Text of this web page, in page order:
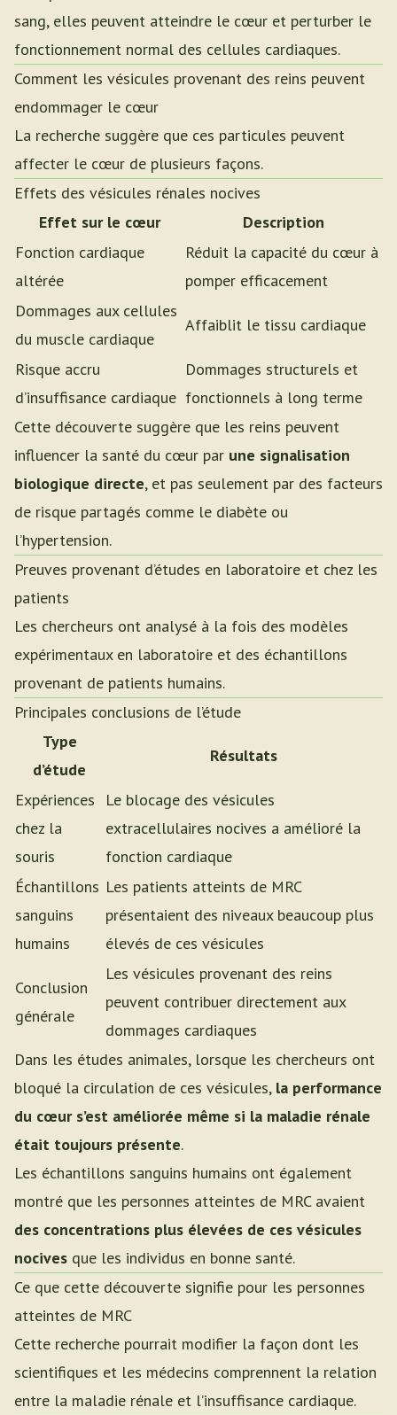
sang, elles peuvent atteindre le cœur et perturber le
fonctionnement normal des cellules cardiaques.
Comment les vésicules provenant des reins peuvent
endommager le cœur
La recherche suggère que ces particules peuvent
affecter le cœur de plusieurs façons.
Effets des vésicules rénales nocives
Effet sur le cœur
Description
Fonction cardiaque
altérée
Réduit la capacité du cœur à
pomper efficacement
Dommages aux cellules
du muscle cardiaque
Affaiblit le tissu cardiaque
Risque accru
d’insuffisance cardiaque
Dommages structurels et
fonctionnels à long terme
Cette découverte suggère que les reins peuvent
influencer la santé du cœur par une signalisation
biologique directe, et pas seulement par des facteurs
de risque partagés comme le diabète ou
l’hypertension.
Preuves provenant d’études en laboratoire et chez les
patients
Les chercheurs ont analysé à la fois des modèles
expérimentaux en laboratoire et des échantillons
provenant de patients humains.
Principales conclusions de l’étude
Type
d’étude
Résultats
Expériences
chez la
souris
Le blocage des vésicules
extracellulaires nocives a amélioré la
fonction cardiaque
Échantillons
sanguins
humains
Les patients atteints de MRC
présentaient des niveaux beaucoup plus
élevés de ces vésicules
Conclusion
générale
Les vésicules provenant des reins
peuvent contribuer directement aux
dommages cardiaques
Dans les études animales, lorsque les chercheurs ont
bloqué la circulation de ces vésicules, la performance
du cœur s’est améliorée même si la maladie rénale
était toujours présente.
Les échantillons sanguins humains ont également
montré que les personnes atteintes de MRC avaient
des concentrations plus élevées de ces vésicules
nocives que les individus en bonne santé.
Ce que cette découverte signifie pour les personnes
atteintes de MRC
Cette recherche pourrait modifier la façon dont les
scientifiques et les médecins comprennent la relation
entre la maladie rénale et l’insuffisance cardiaque.